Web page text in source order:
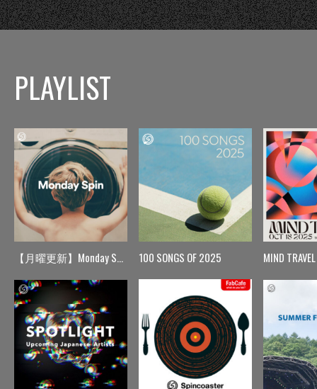
PLAYLIST
【月曜更新】Monday Spin 100 SONGS OF 2025 MIND TRAVEL